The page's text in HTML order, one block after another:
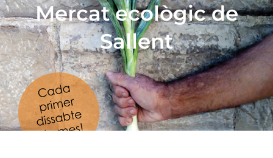
Gastronomia
Planifica
Mercat ecològic de
Sallent